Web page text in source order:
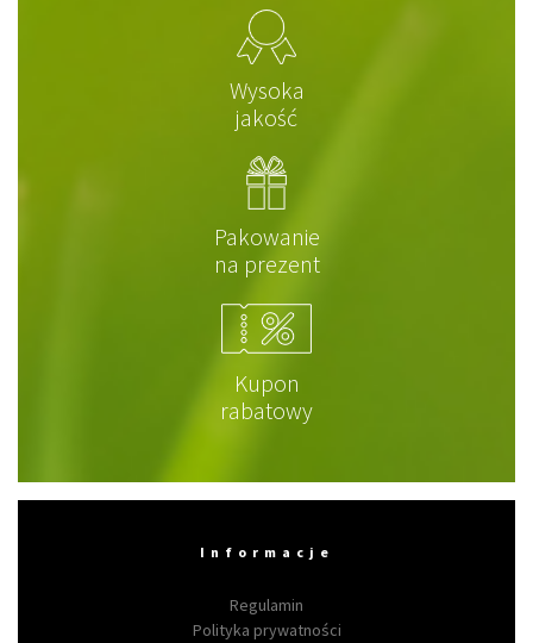
Wysoka
jakość
Pakowanie
na prezent
Kupon
rabatowy
Informacje
Regulamin
Polityka prywatności